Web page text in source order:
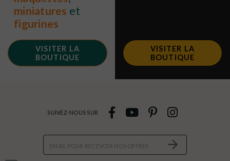
miniatures et
figurines
VISITER LA
BOUTIQUE
VISITER LA
BOUTIQUE
SUIVEZ-NOUS SUR